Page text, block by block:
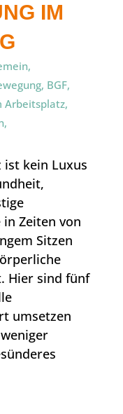
IM A
,
, BGF,
Arbeitsplatz,
,
ist kein Luxus
Zeiten von
Sitzen
Hier sind fünf
umsetzen